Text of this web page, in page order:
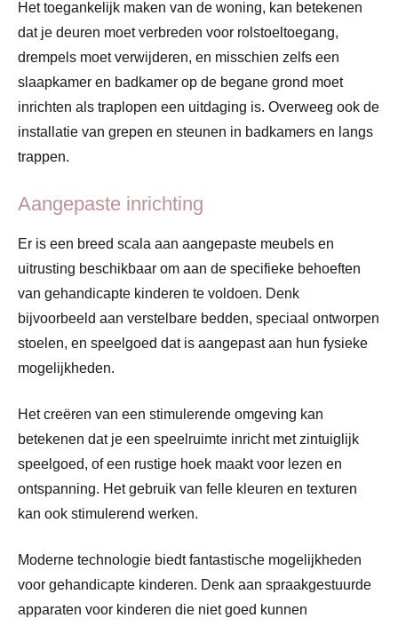
Het toegankelijk maken van de woning, kan betekenen
dat je deuren moet verbreden voor rolstoeltoegang,
drempels moet verwijderen, en misschien zelfs een
slaapkamer en badkamer op de begane grond moet
inrichten als traplopen een uitdaging is. Overweeg ook de
installatie van grepen en steunen in badkamers en langs
trappen.
Aangepaste inrichting
Er is een breed scala aan aangepaste meubels en
uitrusting beschikbaar om aan de specifieke behoeften
van gehandicapte kinderen te voldoen. Denk
bijvoorbeeld aan verstelbare bedden, speciaal ontworpen
stoelen, en speelgoed dat is aangepast aan hun fysieke
mogelijkheden.
Het creëren van een stimulerende omgeving kan
betekenen dat je een speelruimte inricht met zintuiglijk
speelgoed, of een rustige hoek maakt voor lezen en
ontspanning. Het gebruik van felle kleuren en texturen
kan ook stimulerend werken.
Moderne technologie biedt fantastische mogelijkheden
voor gehandicapte kinderen. Denk aan spraakgestuurde
apparaten voor kinderen die niet goed kunnen